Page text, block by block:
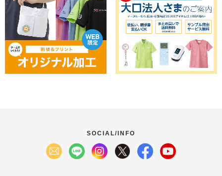
SOCIAL/INFO